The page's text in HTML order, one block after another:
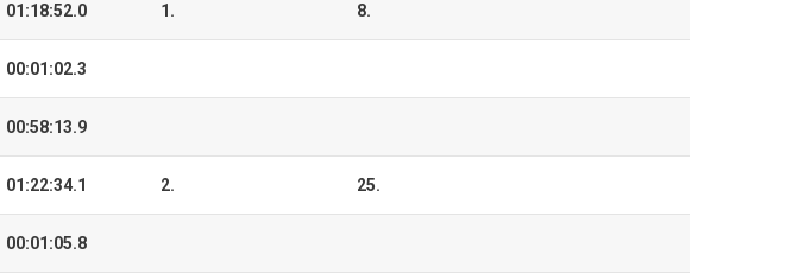
01:18:52.0 1. 8.
00:01:02.3
00:58:13.9
01:22:34.1 2. 25.
00:01:05.8